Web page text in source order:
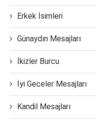
Erkek İsimleri
Günaydın Mesajları
İkizler Burcu
İyi Geceler Mesajları
Kandil Mesajları